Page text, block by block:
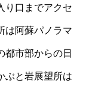
り口までアクセ
は阿蘇パノラマ
都市部からの日
ぶと岩展望所は